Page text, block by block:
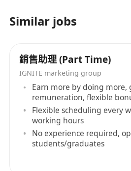
2、辅助完成剧集评估、版权
职位要求：
1、香港永久居民。
2、本科或以上学历，可以普
3、英文良好（翻译软件把中
Similar jobs
銷售助理 (Part Time)
IGNITE marketing group
Earn more by doing more,
remuneration, flexible
Flexible scheduling every
working hours
No experience required,
students/graduates